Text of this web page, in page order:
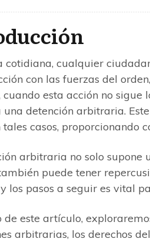
cotidiana, cualquier
con las fuerzas del
esta acción no sigue
una detención arbitraria.
casos, proporcionando
arbitraria no solo supone
puede tener
los pasos a seguir es vital
este artículo,
arbitrarias, los derechos